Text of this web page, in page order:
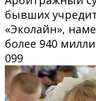
бывших
«Эколайн»,
более 940
099